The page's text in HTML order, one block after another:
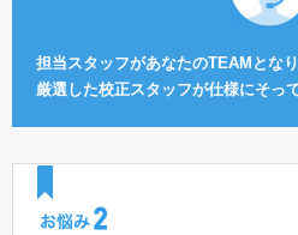
担当スタッフがあなたのTEAMとなり
厳選した校正スタッフが仕様にそっ